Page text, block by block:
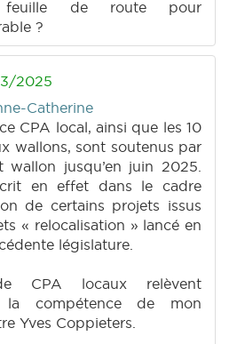
feuille de route pour
?
2025
Catherine
CPA local, ainsi que les 10
wallons, sont soutenus par
wallon jusqu’en juin 2025.
en effet dans le cadre
de certains projets issus
« relocalisation » lancé en
législature.
CPA locaux relèvent
la compétence de mon
Yves Coppieters.